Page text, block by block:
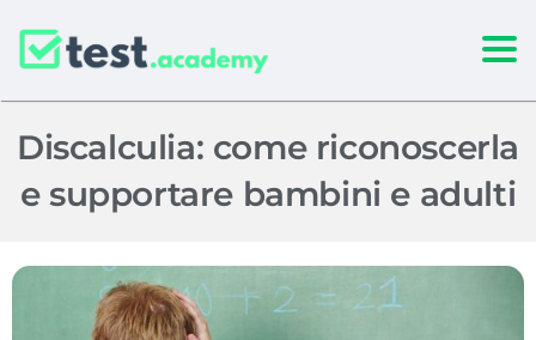
Discalculia: come riconoscerla
e supportare bambini e adulti